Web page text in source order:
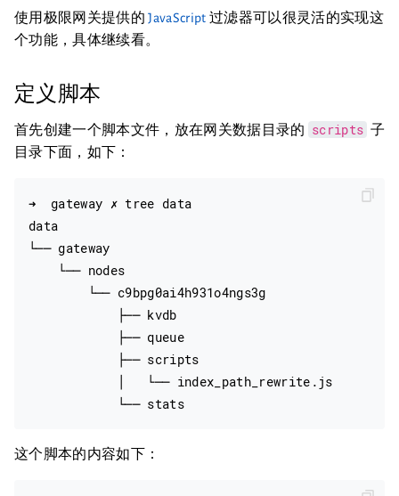
使用极限网关提供的JavaScript 过滤器可以很灵活的实现这
个功能，具体继续看。
定义脚本
首先创建一个脚本文件，放在网关数据目录的 scripts 子
目录下面，如下：
➜  gateway ✗ tree data
data
└── gateway
    └── nodes
        └── c9bpg0ai4h931o4ngs3g
            ├── kvdb
            ├── queue
            ├── scripts
            │   └── index_path_rewrite.js
            └── stats
这个脚本的内容如下：